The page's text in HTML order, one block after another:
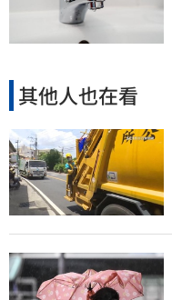
其他人也在看